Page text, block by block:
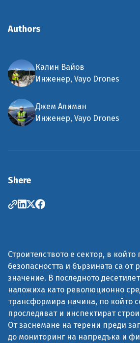
Authors
Калин Вайов
Инженер, Vayo Drones
Джем Алиман
Инженер, Vayo Drones
Shere
Строителството е сектор, в който
безопасността и бързината са
значение. В последното
наложиха като революционно
трансформира начина, по който
проследяват и инспектират
От заснемане на терени преди
до мониторинг на напредъка и